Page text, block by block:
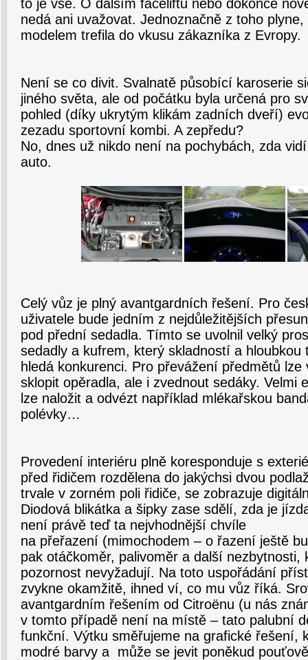
to je vše. O dalším faceliftu nebo dokonce
nedá ani uvažovat. Jednoznačně z toho
modelem trefila do vkusu zákazníka z Evropy.
Není se co divit. Svalnatě působící karoserie
jiného světa, ale od počátku byla určená pro
pohled (díky ukrytým klikám zadních dveří)
zezadu sportovní kombi. A zepředu?
No, dnes už nikdo není na pochybách, zda
auto.
Celý vůz je plný avantgardních řešení. Pro
uživatele bude jedním z nejdůležitějších
pod přední sedadla. Tímto se uvolnil velký
sedadly a kufrem, který skladností a hloubkou
hledá konkurenci. Pro převážení předmětů lze
sklopit opěradla, ale i zvednout sedáky. Velmi
lze naložit a odvézt například mlékařskou
polévky…
Provedení interiéru plně koresponduje s
před řidičem rozdělena do jakýchsi dvou
trvale v zorném poli řidiče, se zobrazuje
Diodová blikátka a šipky zase sdělí, zda je
není právě teď ta nejvhodnější chvíle
na přeřazení (mimochodem – o řazení ještě
pak otáčkoměr, palivoměr a další nezbytnosti,
pozornost nevyžadují. Na toto uspořádání
zvykne okamžitě, ihned ví, co mu vůz říká.
avantgardním řešením od Citroënu (u nás
v tomto případě není na místě – tato palubní
funkční. Výtku směřujeme na grafické řešení,
modré barvy a může se jevit poněkud